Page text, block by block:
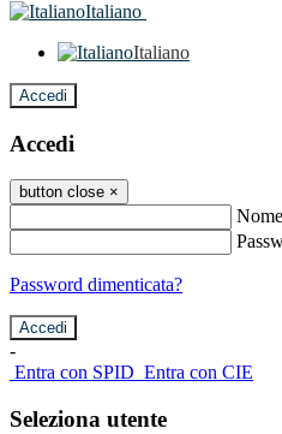
Italiano
Italiano
Accedi
Accedi
button close ×
Password dimenticata?
-
Entra con SPID Entra con CIE
Seleziona utente